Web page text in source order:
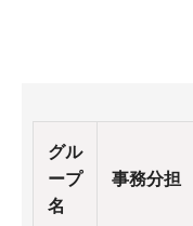
グル
ープ
名
事務分担